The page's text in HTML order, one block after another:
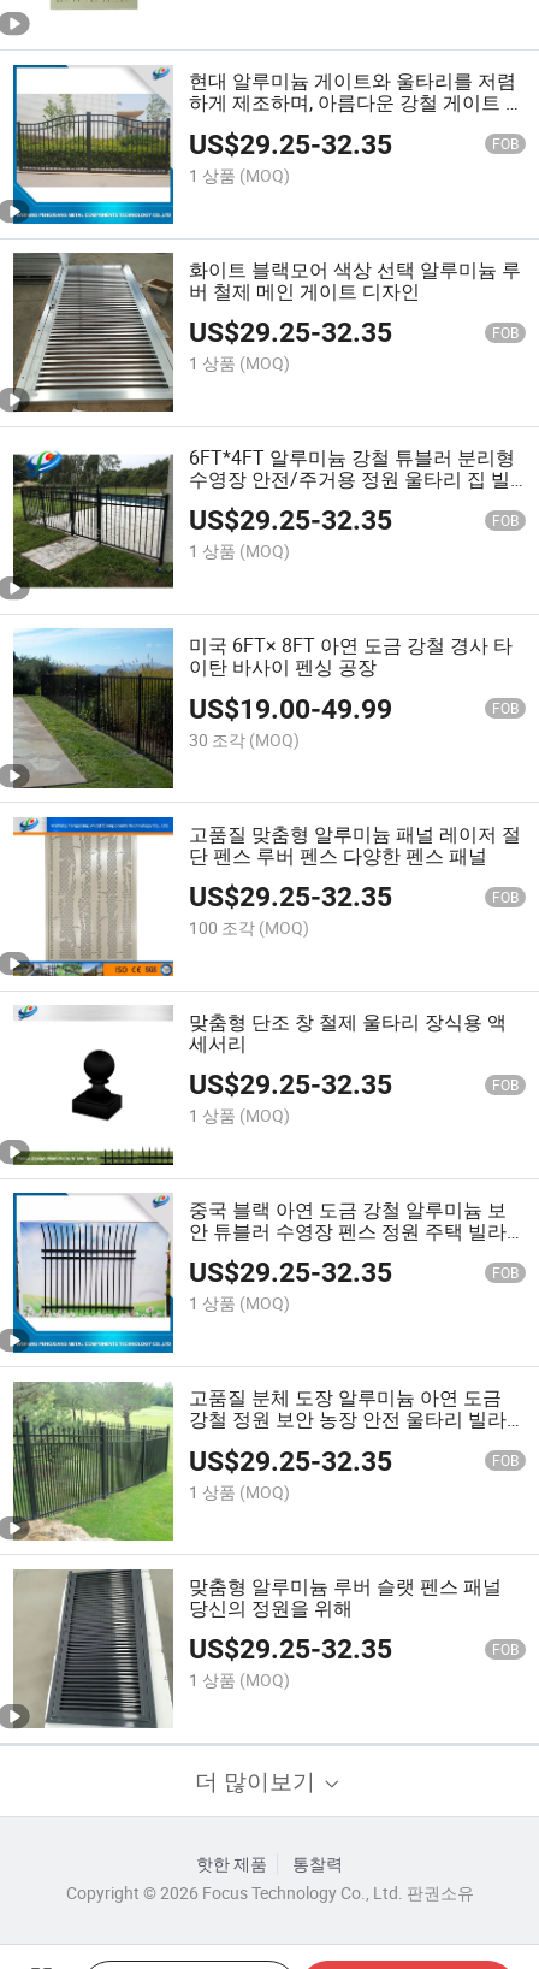
현대 알루미늄 게이트와 울타리를 저렴
하게 제조하며, 아름다운 강철 게이트 디
US$29.25-32.35 FOB
1 상품 (MOQ)
화이트 블랙모어 색상 선택 알루미늄 루
버 철제 메인 게이트 디자인
US$29.25-32.35 FOB
1 상품 (MOQ)
6FT*4FT 알루미늄 강철 튜블러 분리형
수영장 안전/주거용 정원 울타리 집 빌
라 학교 정원 공장
US$29.25-32.35 FOB
1 상품 (MOQ)
미국 6FT× 8FT 아연 도금 강철 경사 타
이탄 바사이 펜싱 공장
US$19.00-49.99 FOB
30 조각 (MOQ)
고품질 맞춤형 알루미늄 패널 레이저 절
단 펜스 루버 펜스 다양한 펜스 패널
US$29.25-32.35 FOB
100 조각 (MOQ)
맞춤형 단조 창 철제 울타리 장식용 액
세서리
US$29.25-32.35 FOB
1 상품 (MOQ)
중국 블랙 아연 도금 강철 알루미늄 보
안 튜블러 수영장 펜스 정원 주택 빌라
US$29.25-32.35 FOB
1 상품 (MOQ)
고품질 분체 도장 알루미늄 아연 도금
강철 정원 보안 농장 안전 울타리 빌라
US$29.25-32.35 FOB
1 상품 (MOQ)
맞춤형 알루미늄 루버 슬랫 펜스 패널
당신의 정원을 위해
US$29.25-32.35 FOB
1 상품 (MOQ)
더 많이보기
핫한 제품
통찰력
Copyright © 2026 Focus Technology Co., Ltd. 판권소유